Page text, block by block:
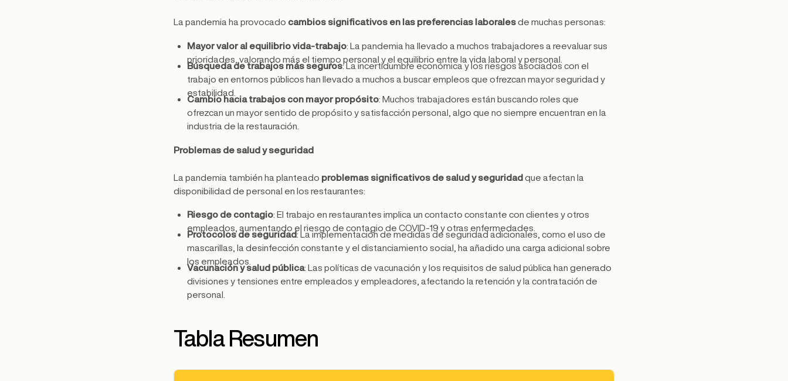
La pandemia ha provocado cambios significativos en las preferencias laboralesde muchas personas:
Mayor valor al equilibrio vida-trabajo: La pandemia ha llevado a muchos trabajadores a reevaluar sus
prioridades, valorando más el tiempo personal y el equilibrio entre la vida laboral y personal.
Búsqueda de trabajos más seguros: La incertidumbre económica y los riesgos asociados con el
trabajo en entornos públicos han llevado a muchos a buscar empleos que ofrezcan mayor seguridad y
estabilidad.
Cambio hacia trabajos con mayor propósito: Muchos trabajadores están buscando roles que
ofrezcan un mayor sentido de propósito y satisfacción personal, algo que no siempre encuentran en la
industria de la restauración.
Problemas de salud y seguridad
La pandemia también ha planteado problemas significativos de salud y seguridadque afectan la
disponibilidad de personal en los restaurantes:
Riesgo de contagio: El trabajo en restaurantes implica un contacto constante con clientes y otros
empleados, aumentando el riesgo de contagio de COVID-19 y otras enfermedades.
Protocolos de seguridad: La implementación de medidas de seguridad adicionales, como el uso de
mascarillas, la desinfección constante y el distanciamiento social, ha añadido una carga adicional sobre
los empleados.
Vacunación y salud pública: Las políticas de vacunación y los requisitos de salud pública han generado
divisiones y tensiones entre empleados y empleadores, afectando la retención y la contratación de
personal.
Tabla Resumen